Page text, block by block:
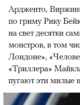
Ардженто,
по гриму Рику
на свет десятки
монстров, в том
Лондоне»,
«Триллера»
пугают эти милые